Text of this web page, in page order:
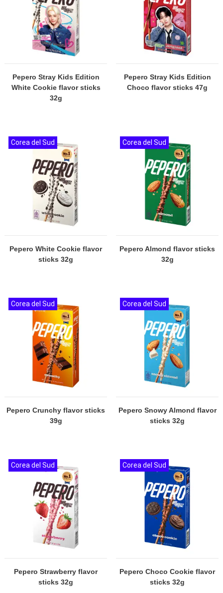
Pepero Stray Kids Edition
White Cookie flavor sticks
32g
Pepero Stray Kids Edition
Choco flavor sticks 47g
Pepero White Cookie flavor
sticks 32g
Corea del Sud
Pepero Almond flavor sticks
32g
Corea del Sud
Pepero Crunchy flavor sticks
39g
Corea del Sud
Pepero Snowy Almond flavor
sticks 32g
Corea del Sud
Pepero Strawberry flavor
sticks 32g
Corea del Sud
Pepero Choco Cookie flavor
sticks 32g
Corea del Sud